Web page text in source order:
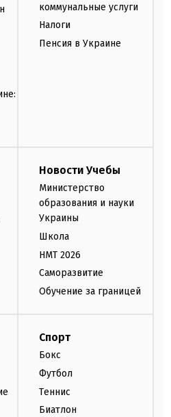
коммунальные услуги
Налоги
Пенсия в Украине
Новости Учебы
Министерство
образования и науки
Украины
Школа
НМТ 2026
Саморазвитие
Обучение за границей
Спорт
Бокс
Футбол
Теннис
Биатлон